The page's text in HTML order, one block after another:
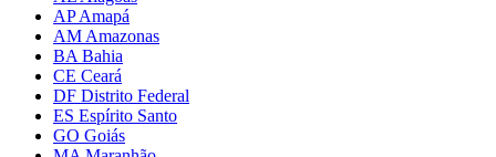
AP Amapá
AM Amazonas
BA Bahia
CE Ceará
DF Distrito Federal
ES Espírito Santo
GO Goiás